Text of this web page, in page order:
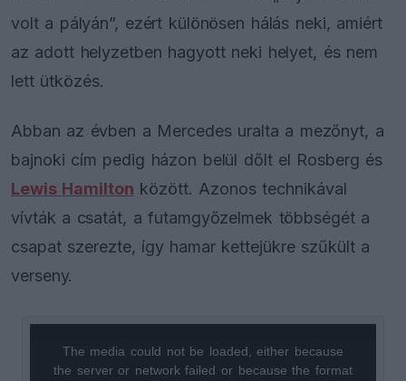
volt a pályán”, ezért különösen hálás neki, amiért
az adott helyzetben hagyott neki helyet, és nem
lett ütközés.
Abban az évben a Mercedes uralta a mezőnyt, a
bajnoki cím pedig házon belül dőlt el Rosberg és
Lewis Hamilton között. Azonos technikával
vívták a csatát, a futamgyőzelmek többségét a
csapat szerezte, így hamar kettejükre szűkült a
verseny.
The media could not be loaded, either because
the server or network failed or because the format